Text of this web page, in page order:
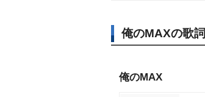
俺のMAXの歌詞
俺のMAX